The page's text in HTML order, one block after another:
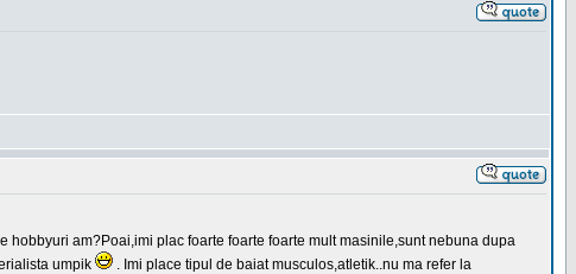
hobbyuri am?Poai,imi plac foarte foarte foarte mult masinile,sunt nebuna dupa
umpik
. Imi place tipul de baiat musculos,atletik..nu ma refer la